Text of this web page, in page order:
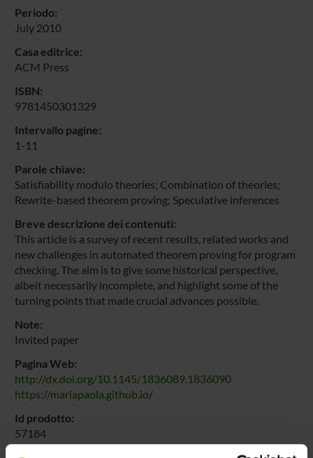
Periodo:
July 2010
Casa editrice:
ACM Press
ISBN:
9781450301329
Intervallo pagine:
1-11
Parole chiave:
Satisfiability modulo theories; Combination of theories;
Rewrite-based theorem proving; Speculative inferences
Breve descrizione dei contenuti:
This article is a survey of recent results, related works and
new challenges in automated theorem proving for program
checking. The aim is to give some historical perspective,
albeit necessarily incomplete, and highlight some of the
turning points that made crucial advances possible.
Note:
Invited paper
Pagina Web:
http://dx.doi.org/10.1145/1836089.1836090
https://mariapaola.github.io/
Id prodotto:
57184